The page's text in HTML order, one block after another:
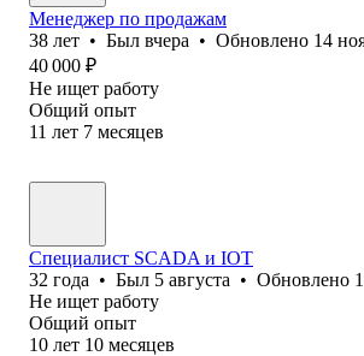
Менеджер по продажам
38 лет • Был вчера • Обновлено 14
40 000 ₽
Не ищет работу
Общий опыт
11 лет 7 месяцев
Специалист SCADA и IOT
32 года • Был 5 августа • Обновлено
Не ищет работу
Общий опыт
10 лет 10 месяцев